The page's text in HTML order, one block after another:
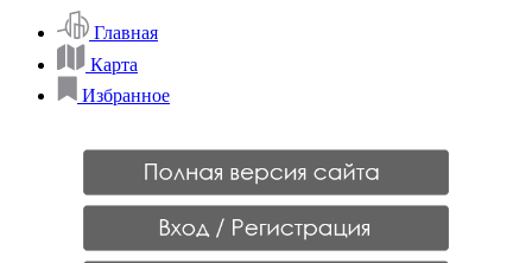
Главная
Карта
Избранное